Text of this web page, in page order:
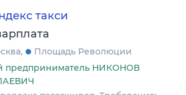
такси
Площадь Революции
предприниматель НИКОНОВ